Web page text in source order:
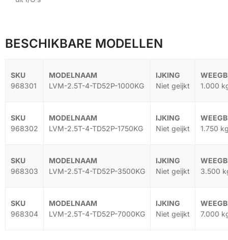
BESCHIKBARE MODELLEN
968301 LVM-2.5T-4-TD52P-1000KG Niet geijkt 1.000
968302 LVM-2.5T-4-TD52P-1750KG Niet geijkt 1.750
968303 LVM-2.5T-4-TD52P-3500KG Niet geijkt 3.500
968304 LVM-2.5T-4-TD52P-7000KG Niet geijkt 7.000